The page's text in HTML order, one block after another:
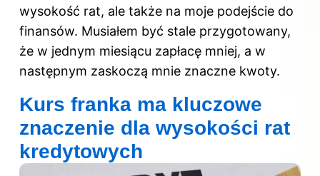
wysokość rat, ale także na moje podejście do
finansów. Musiałem być stale przygotowany,
że w jednym miesiącu zapłacę mniej, a w
następnym zaskoczą mnie znaczne kwoty.
Kurs franka ma kluczowe
znaczenie dla wysokości rat
kredytowych